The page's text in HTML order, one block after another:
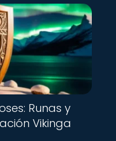
Runas y
Vikinga